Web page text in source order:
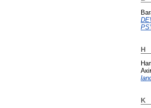
H
K